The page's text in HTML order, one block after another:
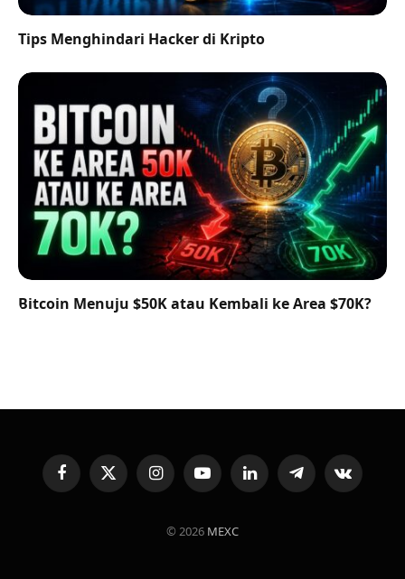
Tips Menghindari Hacker di Kripto
Bitcoin Menuju $50K atau Kembali ke Area $70K?
FacebookX
(Twitter)
InstagramYouTubeLinkedInTelegramVKontakte
© 2026 MEXC